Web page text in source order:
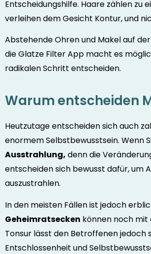
Entscheidungshilfe. Haare zählen
verleihen dem Gesicht Kontur, und
Abstehende Ohren und Makel auf
die Glatze Filter App macht es
radikalen Schritt entscheiden.
Warum entscheiden
Heutzutage entscheiden sich auch
enormem Selbstbewusstsein. Wenn
Ausstrahlung, denn die
entscheiden sich bewusst dafür, um
auszustrahlen.
In den meisten Fällen ist jedoch
Geheimratsecken können noch mit
Tonsur lässt den Betroffenen
Entschlossenheit und